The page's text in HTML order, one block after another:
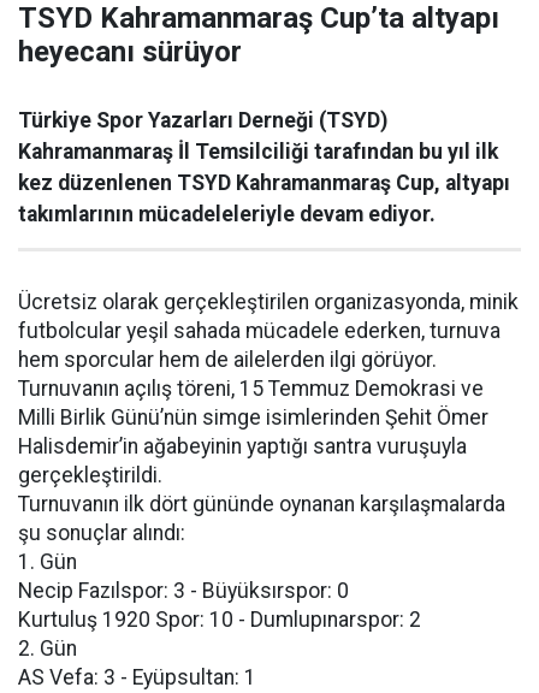
TSYD Kahramanmaraş Cup’ta altyapı
heyecanı sürüyor
Türkiye Spor Yazarları Derneği (TSYD)
Kahramanmaraş İl Temsilciliği tarafından bu yıl ilk
kez düzenlenen TSYD Kahramanmaraş Cup, altyapı
takımlarının mücadeleleriyle devam ediyor.
Ücretsiz olarak gerçekleştirilen organizasyonda, minik
futbolcular yeşil sahada mücadele ederken, turnuva
hem sporcular hem de ailelerden ilgi görüyor.
Turnuvanın açılış töreni, 15 Temmuz Demokrasi ve
Milli Birlik Günü’nün simge isimlerinden Şehit Ömer
Halisdemir’in ağabeyinin yaptığı santra vuruşuyla
gerçekleştirildi.
Turnuvanın ilk dört gününde oynanan karşılaşmalarda
şu sonuçlar alındı:
1. Gün
Necip Fazılspor: 3 - Büyüksırspor: 0
Kurtuluş 1920 Spor: 10 - Dumlupınarspor: 2
2. Gün
AS Vefa: 3 - Eyüpsultan: 1